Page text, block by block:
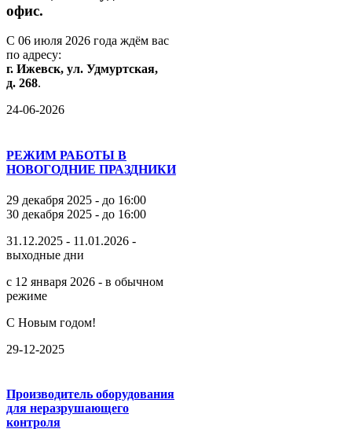
офис.
С 06 июля 2026 года ждём вас
по адресу:
г. Ижевск, ул. Удмуртская,
д. 268.
24-06-2026
РЕЖИМ РАБОТЫ В
НОВОГОДНИЕ ПРАЗДНИКИ
29 декабря 2025 - до 16:00
30 декабря 2025 - до 16:00
31.12.2025 - 11.01.2026 -
выходные дни
с 12 января 2026 - в обычном
режиме
С Новым годом!
29-12-2025
Производитель оборудования
для неразрушающего
контроля